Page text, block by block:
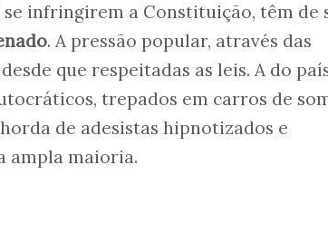
se infringirem a Constituição, têm de
. A pressão popular, através das
que respeitadas as leis. A do
trepados em carros de
de adesistas hipnotizados e
ampla maioria.